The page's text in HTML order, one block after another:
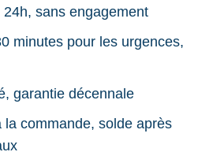
sans engagement
minutes pour les urgences,
garantie décennale
la commande, solde après